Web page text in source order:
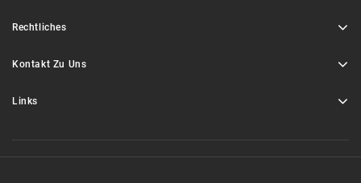
Rechtliches
Kontakt Zu Uns
Links